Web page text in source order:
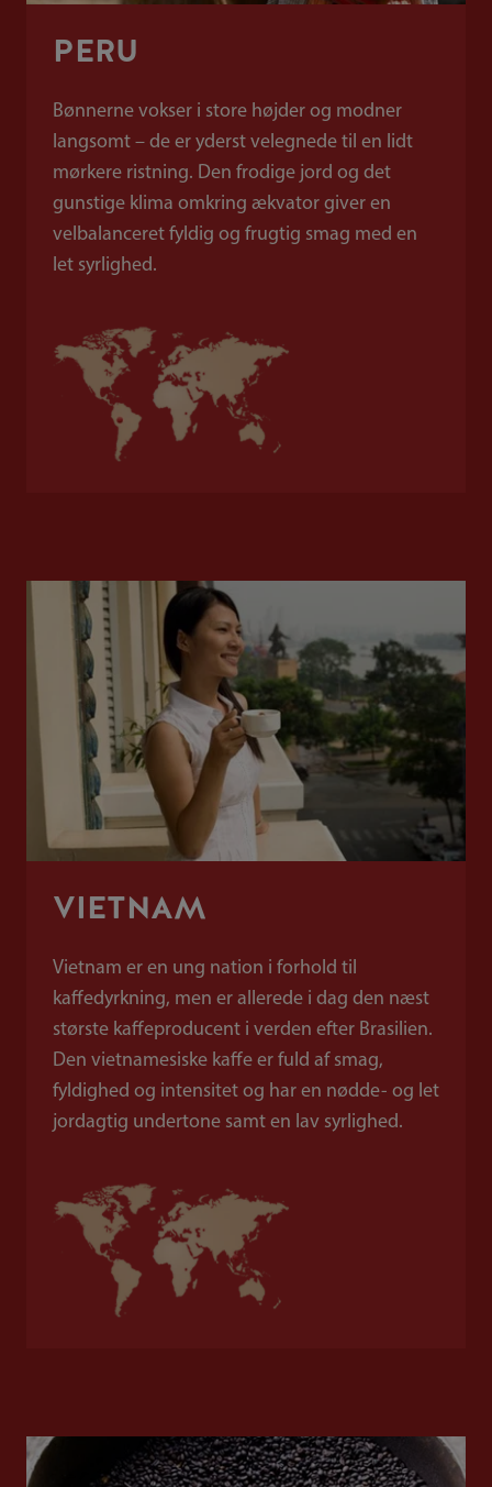
PERU
Bønnerne vokser i store højder og modner
langsomt – de er yderst velegnede til en lidt
mørkere ristning. Den frodige jord og det
gunstige klima omkring ækvator giver en
velbalanceret fyldig og frugtig smag med en
let syrlighed.
VIETNAM
Vietnam er en ung nation i forhold til
kaffedyrkning, men er allerede i dag den næst
største kaffeproducent i verden efter Brasilien.
Den vietnamesiske kaffe er fuld af smag,
fyldighed og intensitet og har en nødde- og let
jordagtig undertone samt en lav syrlighed.